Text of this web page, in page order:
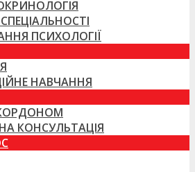
СПЕЦІАЛЬНОСТІ
ПСИХОЛОГІЇ
НАВЧАННЯ
КОНСУЛЬТАЦІЯ